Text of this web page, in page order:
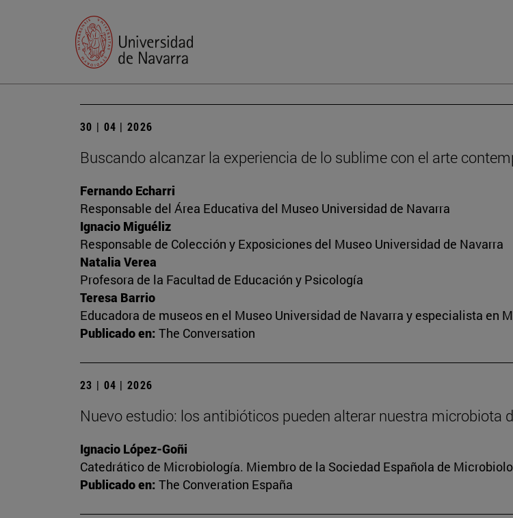
30 | 04 | 2026
Buscando alcanzar la experiencia de lo sublime con el arte
Fernando Echarri
Responsable del Área Educativa del Museo Universidad de Navarra
Ignacio Miguéliz
Responsable de Colección y Exposiciones del Museo Universidad de Navarra
Natalia Verea
Profesora de la Facultad de Educación y Psicología
Teresa Barrio
Educadora de museos en el Museo Universidad de Navarra y especialista en
Publicado en: The Conversation
23 | 04 | 2026
Nuevo estudio: los antibióticos pueden alterar nuestra microbiota
Ignacio López-Goñi
Catedrático de Microbiología. Miembro de la Sociedad Española de
Publicado en: The Converation España